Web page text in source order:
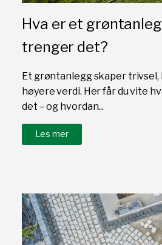
Hva er et
trenger det?
Et grøntanlegg skaper trivsel,
høyere verdi. Her får du vite
det – og hvordan...
Les mer